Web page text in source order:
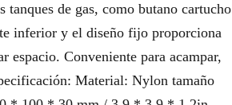
de gas, como butano cartucho
inferior y el diseño fijo proporciona
espacio. Conveniente para acampar,
Material: Nylon tamaño